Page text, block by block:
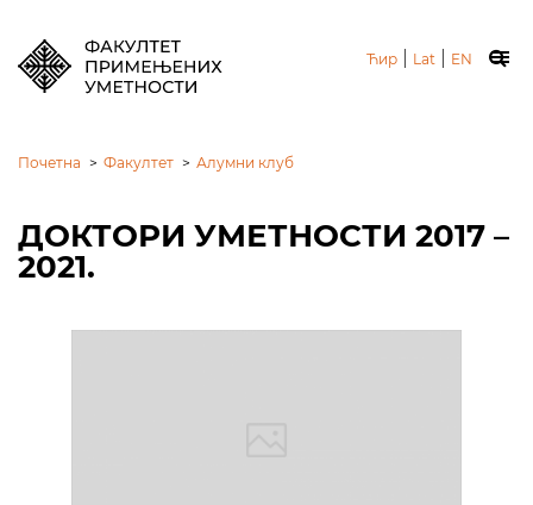
Ћир Lat EN
Почетна > Факултет > Алумни клуб
ДОКТОРИ УМЕТНОСТИ 2017 –
2021.